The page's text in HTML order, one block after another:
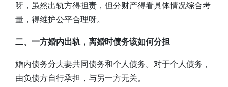
呀，虽然出轨方得担责，但分财产得看具体情况综合考
量，得维护公平合理呀。
二、一方婚内出轨，离婚时债务该如何分担
婚内债务分夫妻共同债务和个人债务。对于个人债务，
由负债方自行承担，与另一方无关。